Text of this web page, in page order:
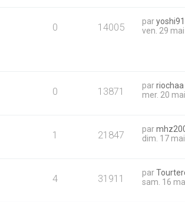
0 14005 paryoshi91
ven. 29
0 13871 parriochaa
mer. 20
1 21847 par
dim. 17
4 31911 par
sam. 16